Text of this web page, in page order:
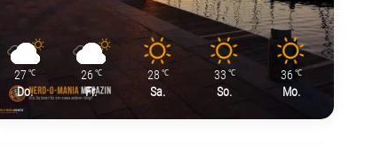
27 ℃
Do.
26 ℃
Fr.
28 ℃
Sa.
33 ℃
So.
36 ℃
Mo.